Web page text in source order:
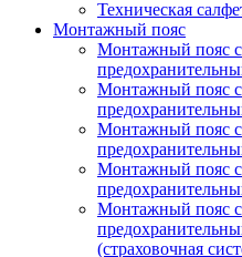
Техническая
Монтажный пояс
Монтажный пояс
Монтажный пояс
Монтажный пояс
Монтажный пояс
Монтажный пояс
(страховочная